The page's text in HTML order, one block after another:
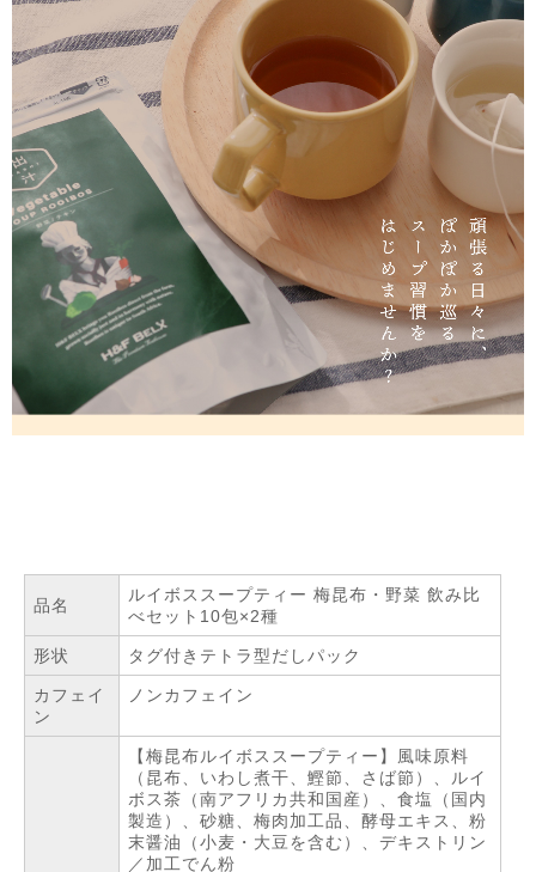
品名
ルイボススープティー 梅昆布・野菜 飲み比
べセット10包×2種
形状 タグ付きテトラ型だしパック
カフェイ
ン
ノンカフェイン
【梅昆布ルイボススープティー】風味原料
（昆布、いわし煮干、鰹節、さば節）、ルイ
ボス茶（南アフリカ共和国産）、食塩（国内
製造）、砂糖、梅肉加工品、酵母エキス、粉
末醤油（小麦・大豆を含む）、デキストリン
／加工でん粉